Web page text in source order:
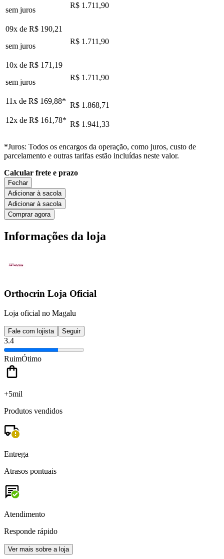
sem juros
R$ 1.711,90
09x de R$ 190,21
sem juros
R$ 1.711,90
10x de R$ 171,19
sem juros
R$ 1.711,90
11x de R$ 169,88* R$ 1.868,71
12x de R$ 161,78* R$ 1.941,33
*Juros: Todos os encargos da operação, como juros, custo de
parcelamento e outras tarifas estão incluídas neste valor.
Calcular frete e prazo
Fechar
Adicionar à sacola
Adicionar à sacola
Comprar agora
Informações da loja
Orthocrin Loja Oficial
Loja oficial no Magalu
Fale com lojista Seguir
3.4
RuimÓtimo
+5mil
Produtos vendidos
Entrega
Atrasos pontuais
Atendimento
Responde rápido
Ver mais sobre a loja